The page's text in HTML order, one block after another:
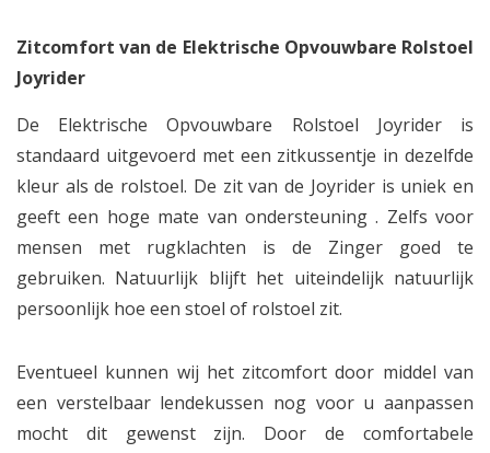
Zitcomfort van de Elektrische Opvouwbare Rolstoel
Joyrider
De Elektrische Opvouwbare Rolstoel Joyrider is
standaard uitgevoerd met een zitkussentje in dezelfde
kleur als de rolstoel. De zit van de Joyrider is uniek en
geeft een hoge mate van ondersteuning . Zelfs voor
mensen met rugklachten is de Zinger goed te
gebruiken. Natuurlijk blijft het uiteindelijk natuurlijk
persoonlijk hoe een stoel of rolstoel zit.
Eventueel kunnen wij het zitcomfort door middel van
een verstelbaar lendekussen nog voor u aanpassen
mocht dit gewenst zijn. Door de comfortabele